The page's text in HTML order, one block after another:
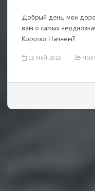
Добрый день, мои
вам о самых
Коротко. Начнем?
18-МАЙ-2018